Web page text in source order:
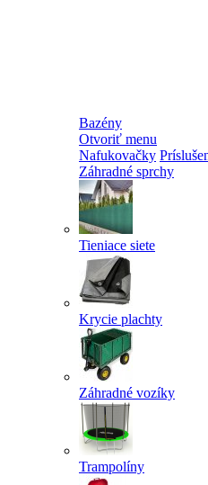
Bazény
Otvoriť menu
Nafukovačky
Záhradné sprchy
Tieniace siete
Krycie plachty
Záhradné vozíky
Trampolíny